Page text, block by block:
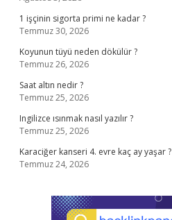
1 işçinin sigorta primi ne kadar ?
Temmuz 30, 2026
Koyunun tüyü neden dökülür ?
Temmuz 26, 2026
Saat altın nedir ?
Temmuz 25, 2026
Ingilizce ısınmak nasıl yazılır ?
Temmuz 25, 2026
Karaciğer kanseri 4. evre kaç ay yaşar ?
Temmuz 24, 2026